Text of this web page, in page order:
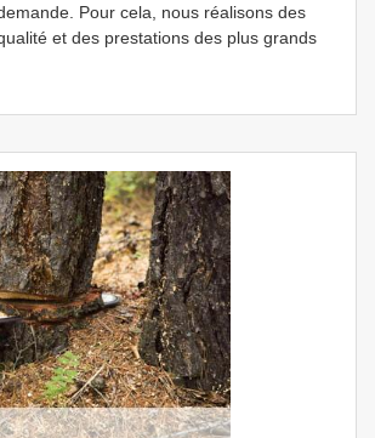
Pour cela, nous réalisons des
et des prestations des plus grands